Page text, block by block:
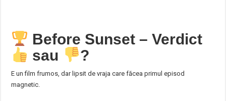
Before Sunset – Verdict
sau
?
E un film frumos, dar lipsit de vraja care făcea primul episod
magnetic.